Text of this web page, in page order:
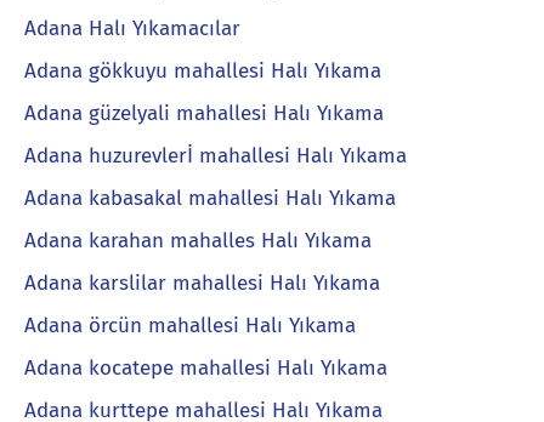
Adana Halı Yıkamacılar
Adana gökkuyu mahallesi Halı Yıkama
Adana güzelyali mahallesi Halı Yıkama
Adana huzurevlerİ mahallesi Halı Yıkama
Adana kabasakal mahallesi Halı Yıkama
Adana karahan mahalles Halı Yıkama
Adana karslilar mahallesi Halı Yıkama
Adana örcün mahallesi Halı Yıkama
Adana kocatepe mahallesi Halı Yıkama
Adana kurttepe mahallesi Halı Yıkama